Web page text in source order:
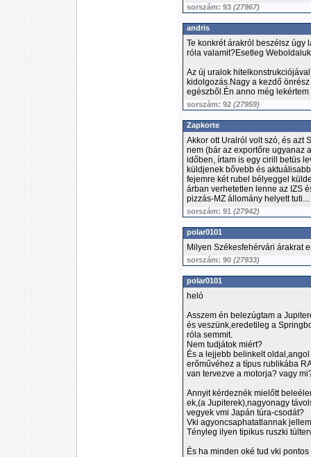
sorszám: 93 (27967)
andris
Te konkrét árakról beszélsz úgy
róla valamit?Esetleg
Az új uralok
kidolgozás.Nagy a kezdő
egészből.Én anno még
sorszám: 92 (27959)
Zapkorte
Akkor ott Uralról volt szó, és azt
nem (bár az exportőre ugyanaz
időben, írtam is egy cirill betüs
küldjenek bővebb és
fejemre két rubel bélyeggel
árban verhetetlen lenne az IZS
pizzás-MZ állomány helyett tuti...
sorszám: 91 (27942)
polar0101
Milyen Székesfehérvári árakrat
sorszám: 90 (27933)
polar0101
heló
Asszem én belezúgtam a
és veszünk,eredetileg a
róla semmit.
Nem tudjátok miért?
És a lejjebb belinkelt
erőművéhez a típus rublikába
van tervezve a motorja? vagy
Annyit kérdeznék mielőtt
ek,(a Jupiterek),nagyonagy
vegyek vmi Japán túra-csodát?
Vki agyoncsaphatatlannak
Tényleg ilyen tipikus ruszki
És ha minden oké tud vki